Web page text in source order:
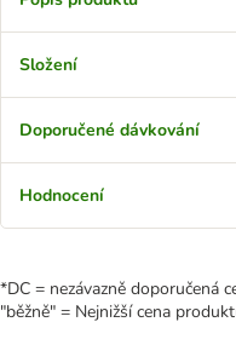
Složení
Doporučené dávkování
Hodnocení
*DC = nezávazně doporučená
"běžně" = Nejnižší cena